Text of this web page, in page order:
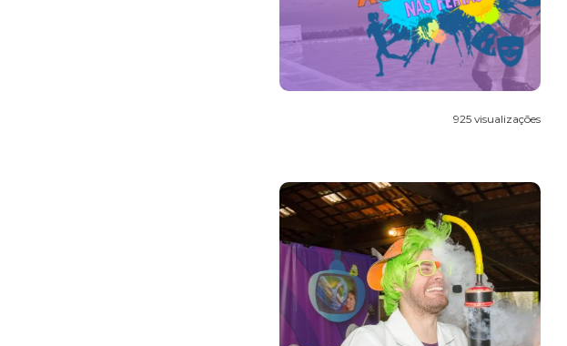
925 visualizações